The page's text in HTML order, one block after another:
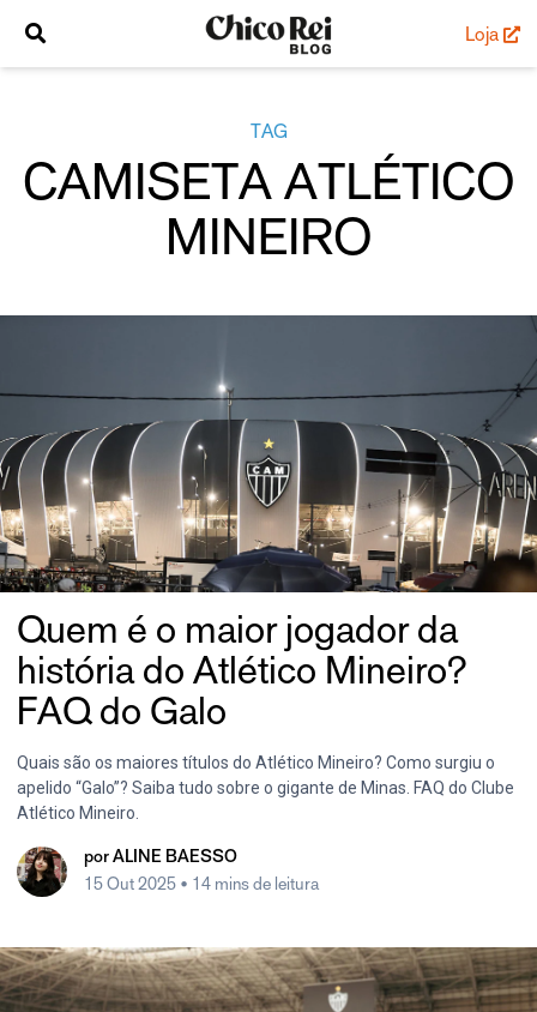
Loja
TAG
CAMISETA ATLÉTICO
MINEIRO
Quem é o maior jogador da
história do Atlético Mineiro?
FAQ do Galo
Quais são os maiores títulos do Atlético Mineiro? Como surgiu o
apelido “Galo”? Saiba tudo sobre o gigante de Minas. FAQ do Clube
Atlético Mineiro.
por ALINE BAESSO
15 Out 2025 • 14 mins de leitura